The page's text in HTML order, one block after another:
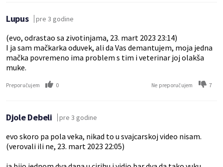
Lupus pre 3 godine
(evo, odrastao sa zivotinjama, 23. mart 2023 23:14)
I ja sam mačkarka oduvek, ali da Vas demantujem, moja jedna
mačka povremeno ima problem s tim i veterinar joj olakša
muke.
Preporučujem 0 Ne preporučujem 7
Djole Debeli pre 3 godine
evo skoro pa pola veka, nikad to u svajcarskoj video nisam.
(verovali ili ne, 23. mart 2023 22:05)